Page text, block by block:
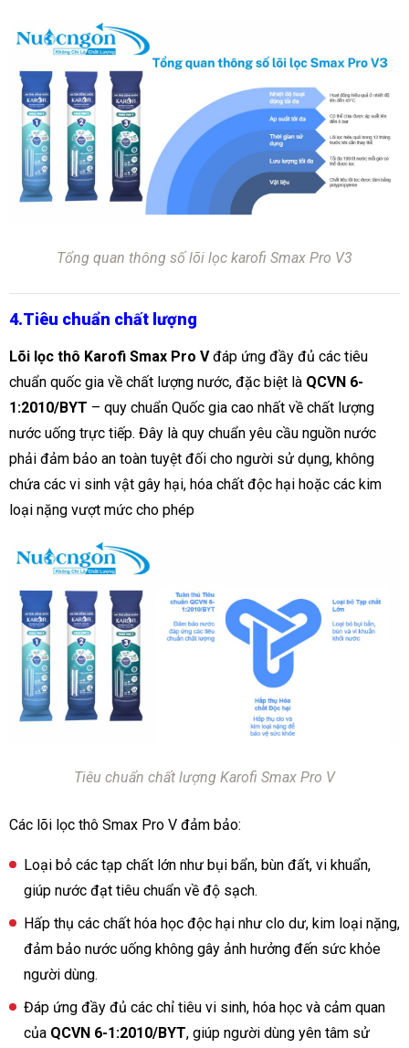
Tổng quan thông số lõi lọc karofi Smax Pro V3
4.Tiêu chuẩn chất lượng
Lõi lọc thô Karofi Smax Pro Vđáp ứng đầy đủ các tiêu
chuẩn quốc gia về chất lượng nước, đặc biệt là QCVN 6-
1:2010/BYT – quy chuẩn Quốc gia cao nhất về chất lượng
nước uống trực tiếp. Đây là quy chuẩn yêu cầu nguồn nước
phải đảm bảo an toàn tuyệt đối cho người sử dụng, không
chứa các vi sinh vật gây hại, hóa chất độc hại hoặc các kim
loại nặng vượt mức cho phép
Tiêu chuẩn chất lượng Karofi Smax Pro V
Các lõi lọc thô Smax Pro V đảm bảo:
Loại bỏ các tạp chất lớn như bụi bẩn, bùn đất, vi khuẩn,
giúp nước đạt tiêu chuẩn về độ sạch.
Hấp thụ các chất hóa học độc hại như clo dư, kim loại nặng,
đảm bảo nước uống không gây ảnh hưởng đến sức khỏe
người dùng.
Đáp ứng đầy đủ các chỉ tiêu vi sinh, hóa học và cảm quan
của QCVN 6-1:2010/BYT, giúp người dùng yên tâm sử